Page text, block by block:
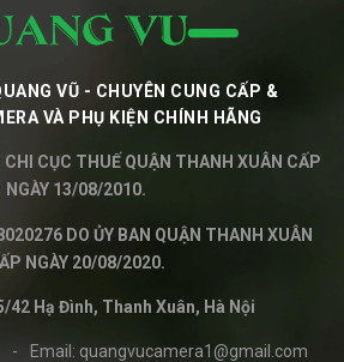
VŨ - CHUYÊN CUNG CẤP &
VÀ PHỤ KIỆN CHÍNH HÃNG
CỤC THUẾ QUẬN THANH XUÂN CẤP
NGÀY 13/08/2010.
DO ỦY BAN QUẬN THANH XUÂN
NGÀY 20/08/2020.
42 Hạ Đình, Thanh Xuân, Hà Nội
- Email: quangvucamera1@gmail.com